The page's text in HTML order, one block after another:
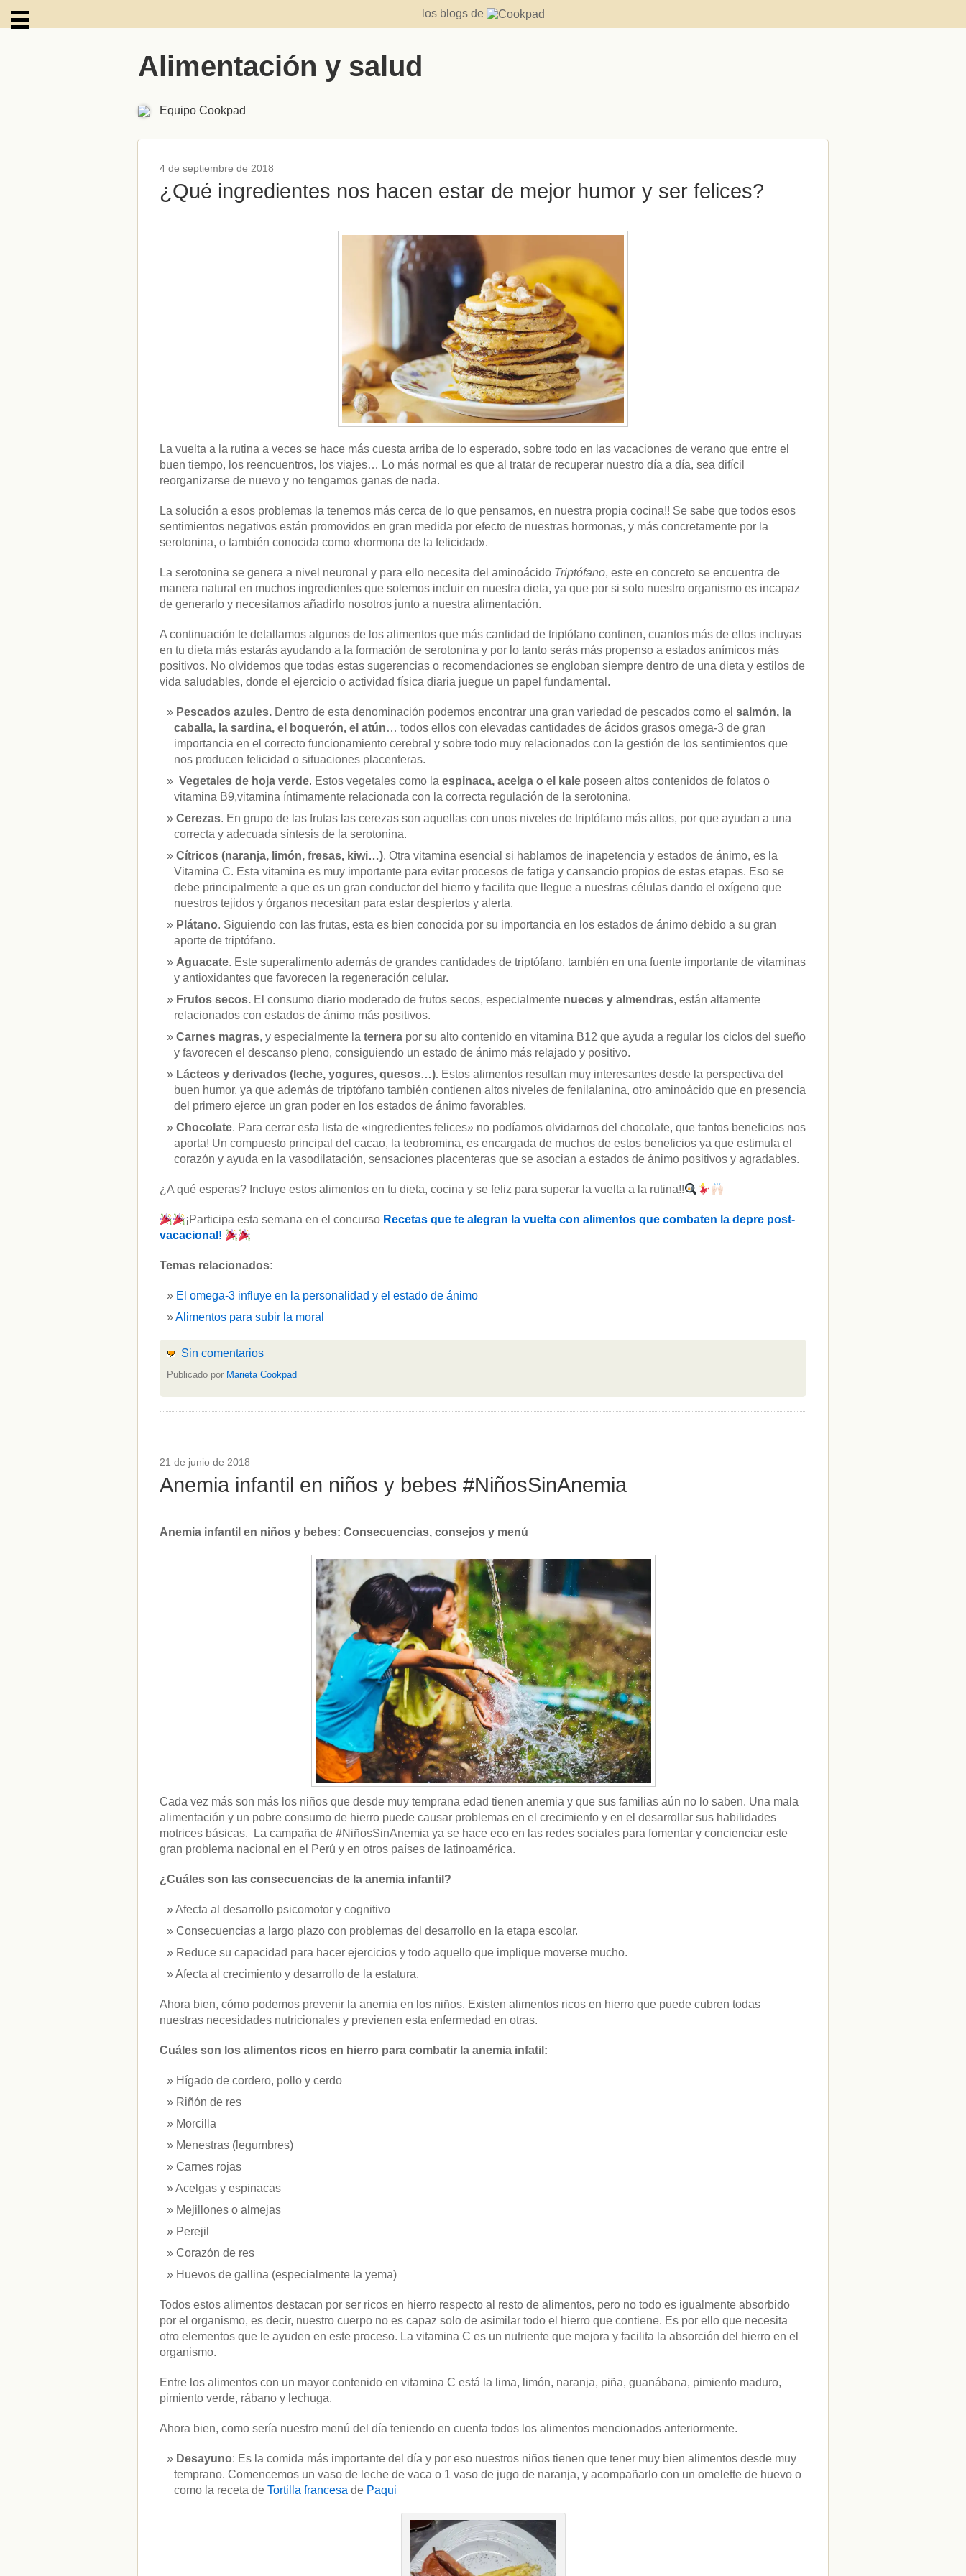
" ALT="RSS" /> SUSCRÍBETE
los blogs de
Alimentación y salud
Equipo Cookpad
4 de septiembre de 2018
¿Qué ingredientes nos hacen estar de mejor humor y ser felices?
La vuelta a la rutina a veces se hace más cuesta arriba de lo esperado, sobre todo en las vacaciones de verano que entre el
buen tiempo, los reencuentros, los viajes… Lo más normal es que al tratar de recuperar nuestro día a día, sea difícil
reorganizarse de nuevo y no tengamos ganas de nada.
La solución a esos problemas la tenemos más cerca de lo que pensamos, en nuestra propia cocina!! Se sabe que todos esos
sentimientos negativos están promovidos en gran medida por efecto de nuestras hormonas, y más concretamente por la
serotonina, o también conocida como «hormona de la felicidad».
La serotonina se genera a nivel neuronal y para ello necesita del aminoácido Triptófano, este en concreto se encuentra de
manera natural en muchos ingredientes que solemos incluir en nuestra dieta, ya que por si solo nuestro organismo es incapaz
de generarlo y necesitamos añadirlo nosotros junto a nuestra alimentación.
A continuación te detallamos algunos de los alimentos que más cantidad de triptófano continen, cuantos más de ellos incluyas
en tu dieta más estarás ayudando a la formación de serotonina y por lo tanto serás más propenso a estados anímicos más
positivos. No olvidemos que todas estas sugerencias o recomendaciones se engloban siempre dentro de una dieta y estilos de
vida saludables, donde el ejercicio o actividad física diaria juegue un papel fundamental.
Pescados azules. Dentro de esta denominación podemos encontrar una gran variedad de pescados como el salmón, la
caballa, la sardina, el boquerón, el atún… todos ellos con elevadas cantidades de ácidos grasos omega-3 de gran
importancia en el correcto funcionamiento cerebral y sobre todo muy relacionados con la gestión de los sentimientos que
nos producen felicidad o situaciones placenteras.
Vegetales de hoja verde. Estos vegetales como la espinaca, acelga o el kale poseen altos contenidos de folatos o
vitamina B9,vitamina íntimamente relacionada con la correcta regulación de la serotonina.
Cerezas. En grupo de las frutas las cerezas son aquellas con unos niveles de triptófano más altos, por que ayudan a una
correcta y adecuada síntesis de la serotonina.
Cítricos (naranja, limón, fresas, kiwi…). Otra vitamina esencial si hablamos de inapetencia y estados de ánimo, es la
Vitamina C. Esta vitamina es muy importante para evitar procesos de fatiga y cansancio propios de estas etapas. Eso se
debe principalmente a que es un gran conductor del hierro y facilita que llegue a nuestras células dando el oxígeno que
nuestros tejidos y órganos necesitan para estar despiertos y alerta.
Plátano. Siguiendo con las frutas, esta es bien conocida por su importancia en los estados de ánimo debido a su gran
aporte de triptófano.
Aguacate. Este superalimento además de grandes cantidades de triptófano, también en una fuente importante de vitaminas
y antioxidantes que favorecen la regeneración celular.
Frutos secos. El consumo diario moderado de frutos secos, especialmente nueces y almendras, están altamente
relacionados con estados de ánimo más positivos.
Carnes magras, y especialmente la ternera por su alto contenido en vitamina B12 que ayuda a regular los ciclos del sueño
y favorecen el descanso pleno, consiguiendo un estado de ánimo más relajado y positivo.
Lácteos y derivados (leche, yogures, quesos…). Estos alimentos resultan muy interesantes desde la perspectiva del
buen humor, ya que además de triptófano también contienen altos niveles de fenilalanina, otro aminoácido que en presencia
del primero ejerce un gran poder en los estados de ánimo favorables.
Chocolate. Para cerrar esta lista de «ingredientes felices» no podíamos olvidarnos del chocolate, que tantos beneficios nos
aporta! Un compuesto principal del cacao, la teobromina, es encargada de muchos de estos beneficios ya que estimula el
corazón y ayuda en la vasodilatación, sensaciones placenteras que se asocian a estados de ánimo positivos y agradables.
¿A qué esperas? Incluye estos alimentos en tu dieta, cocina y se feliz para superar la vuelta a la rutina!!
¡Participa esta semana en el concurso Recetas que te alegran la vuelta con alimentos que combaten la depre post-
vacacional!
Temas relacionados:
El omega-3 influye en la personalidad y el estado de ánimo
Alimentos para subir la moral
Sin comentarios
Publicado por Marieta Cookpad
21 de junio de 2018
Anemia infantil en niños y bebes #NiñosSinAnemia
Anemia infantil en niños y bebes: Consecuencias, consejos y menú
Cada vez más son más los niños que desde muy temprana edad tienen anemia y que sus familias aún no lo saben. Una mala
alimentación y un pobre consumo de hierro puede causar problemas en el crecimiento y en el desarrollar sus habilidades
motrices básicas. La campaña de #NiñosSinAnemia ya se hace eco en las redes sociales para fomentar y concienciar este
gran problema nacional en el Perú y en otros países de latinoamérica.
¿Cuáles son las consecuencias de la anemia infantil?
Afecta al desarrollo psicomotor y cognitivo
Consecuencias a largo plazo con problemas del desarrollo en la etapa escolar.
Reduce su capacidad para hacer ejercicios y todo aquello que implique moverse mucho.
Afecta al crecimiento y desarrollo de la estatura.
Ahora bien, cómo podemos prevenir la anemia en los niños. Existen alimentos ricos en hierro que puede cubren todas
nuestras necesidades nutricionales y previenen esta enfermedad en otras.
Cuáles son los alimentos ricos en hierro para combatir la anemia infatil:
Hígado de cordero, pollo y cerdo
Riñón de res
Morcilla
Menestras (legumbres)
Carnes rojas
Acelgas y espinacas
Mejillones o almejas
Perejil
Corazón de res
Huevos de gallina (especialmente la yema)
Todos estos alimentos destacan por ser ricos en hierro respecto al resto de alimentos, pero no todo es igualmente absorbido
por el organismo, es decir, nuestro cuerpo no es capaz solo de asimilar todo el hierro que contiene. Es por ello que necesita
otro elementos que le ayuden en este proceso. La vitamina C es un nutriente que mejora y facilita la absorción del hierro en el
organismo.
Entre los alimentos con un mayor contenido en vitamina C está la lima, limón, naranja, piña, guanábana, pimiento maduro,
pimiento verde, rábano y lechuga.
Ahora bien, como sería nuestro menú del día teniendo en cuenta todos los alimentos mencionados anteriormente.
Desayuno: Es la comida más importante del día y por eso nuestros niños tienen que tener muy bien alimentos desde muy
temprano. Comencemos un vaso de leche de vaca o 1 vaso de jugo de naranja, y acompañarlo con un omelette de huevo o
como la receta de Tortilla francesa de Paqui